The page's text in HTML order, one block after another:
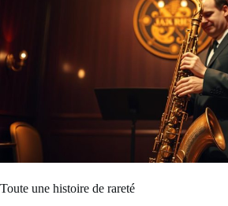
Toute une histoire de rareté